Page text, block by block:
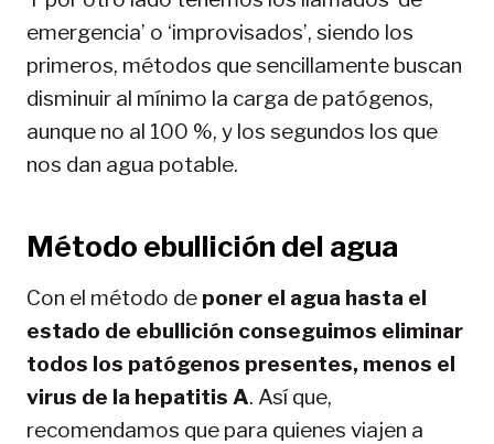
emergencia’ o ‘improvisados’, siendo los
primeros, métodos que sencillamente buscan
disminuir al mínimo la carga de patógenos,
aunque no al 100 %, y los segundos los que
nos dan agua potable.
Método ebullición del agua
Con el método de poner el agua hasta el
estado de ebullición conseguimos eliminar
todos los patógenos presentes, menos el
virus de la hepatitis A. Así que,
recomendamos que para quienes viajen a